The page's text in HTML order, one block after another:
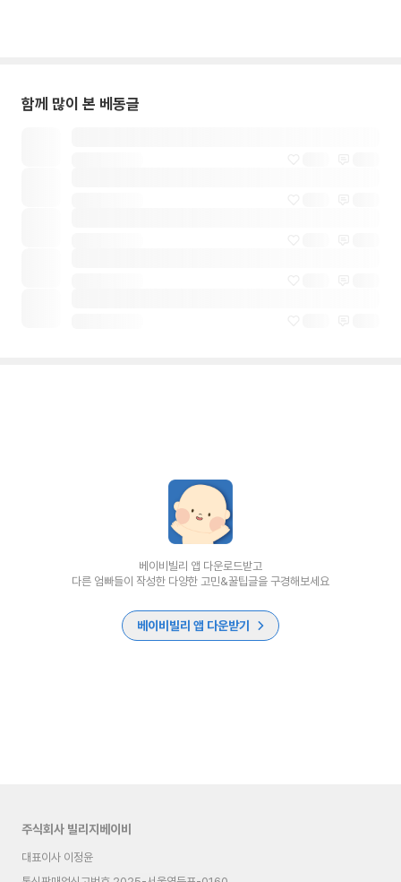
함께 많이 본 베동글
베이비빌리 앱 다운로드받고
다른 엄빠들이 작성한 다양한 고민&꿀팁글을 구경해보세요
베이비빌리 앱 다운받기
주식회사 빌리지베이비
대표이사 이정윤